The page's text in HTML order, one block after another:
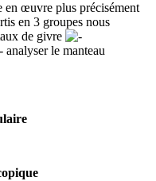
en œuvre plus précisément
en 3 groupes nous
de givre
analyser le manteau